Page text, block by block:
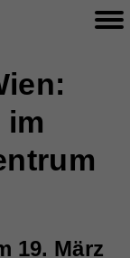
im
19. März